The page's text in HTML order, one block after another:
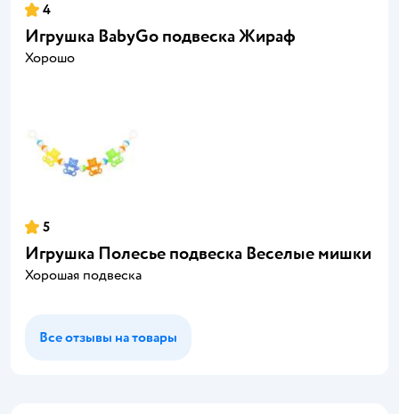
4
Игрушка BabyGo подвеска Жираф
Хорошо
5
Игрушка Полесье подвеска Веселые мишки
Хорошая подвеска
Все отзывы на товары